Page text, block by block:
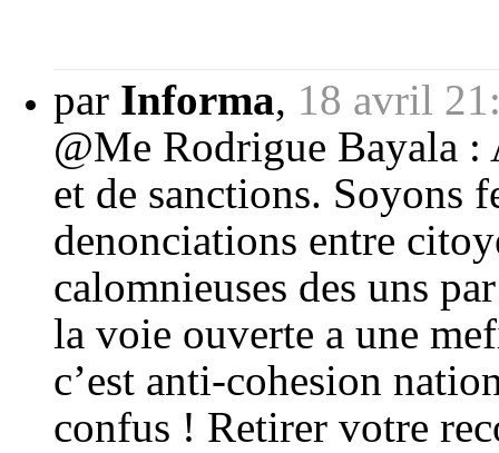
par Informa, 18 avril
@Me Rodrigue Bayala
et de sanctions. Soyons
denonciations entre
calomnieuses des uns
la voie ouverte a une
c’est anti-cohesion
confus ! Retirer votre